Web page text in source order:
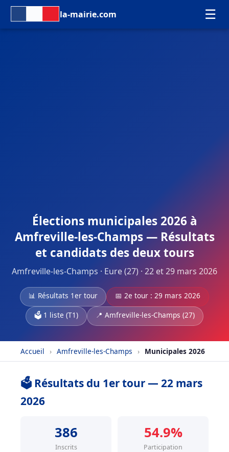
la-mairie.com ☰
Élections municipales 2026 à
Amfreville-les-Champs — Résultats
et candidats des deux tours
Amfreville-les-Champs · Eure (27) · 22 et 29 mars 2026
📊 Résultats 1er tour
📅 2e tour : 29 mars 2026
🗳️ 1 liste (T1)
📍 Amfreville-les-Champs (27)
Accueil › Amfreville-les-Champs › Municipales 2026
🗳️ Résultats du 1er tour — 22 mars
2026
386
Inscrits
54.9%
Participation